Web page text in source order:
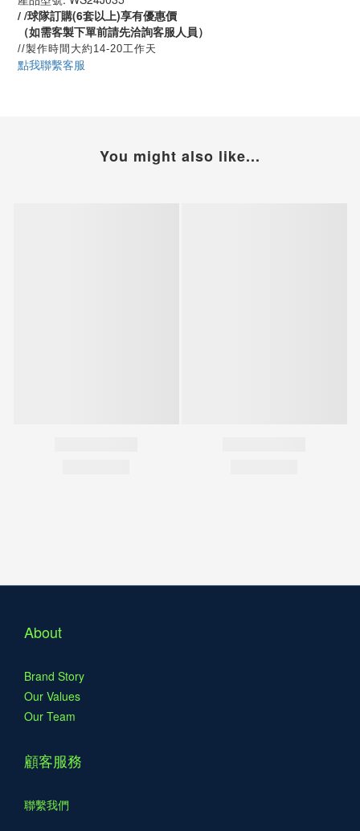
/ /球隊訂購(6套以上)享有優惠價
（如需客製下單前請先洽詢客服人員）
//製作時間大約14-20工作天
點我聯繫客服
You might also like...
About
Brand Story
Our Values
Our Team
顧客服務
聯繫我們